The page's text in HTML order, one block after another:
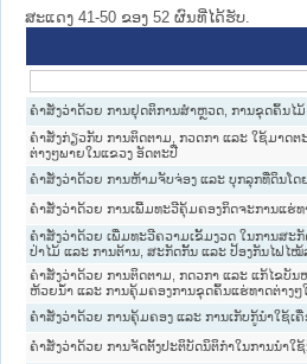
ສະແດງ 41-50 ຂອງ 52 ຜົນທີ່ໄດ້ຮັບ.
ຄຳສັ່ງວ່າດ້ວຍ ການຢຸດຕິການສຳຫຼວດ, ການຂຸດຄົ້ນໄ
ຄຳສັ່ງກ່ຽວກັບ ການຕິດຕາມ, ກວດກາ ແລະ ໃຊ້ມາດ
ຕ່າງໆພາຍໃນແຂວງ ອັດຕະປື
ຄຳສັ່ງວ່າດ້ວຍ ການຫ້າມຈັບຈ່ອງ ແລະ ບຸກລຸກທີ່ດິນໂ
ຄຳສັ່ງວ່າດ້ວຍ ການເພີ້ມທະວີຄຸ້ມຄອງກິດຈະການແຮ່
ຄຳສັ່ງວ່າດ້ວຍ ເພີ່ມທະວີຄວາມເຂັ້ມງວດ ໃນການສະ
ປ່າໄມ້ ແລະ ການຕ້ານ, ສະກັດກັ້ນ ແລະ ປ້ອງກັນໄຟໄ
ຄຳສັ່ງວ່າດ້ວຍ ການຕິດຕາມ, ກດວກາ ແລະ ແກ້ໄຂບັ
ຫ້ວຍນ້ຳ ແລະ ການຄຸ້ມຄອງການຂຸດຄົ້ນແຮ່ທາດຕ່າງໆ
ຄຳສັ່ງວ່າດ້ວຍ ການຄຸ້ມຄອງ ແລະ ການເກັບກູ້ນຳໃຊ້ເ
ຄຳສັ່ງວ່າດ້ວຍ ການຈັດຕັ້ງປະຕິບັດນິຕິກຳໃນການນຳ